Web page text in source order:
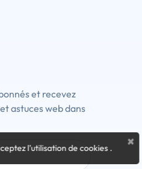
et recevez
astuces web dans
×
l'utilisation de cookies.